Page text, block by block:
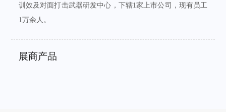
训效及对面打击武器研发中心，下辖1家上市公司，现有员工
1万余人。
展商产品